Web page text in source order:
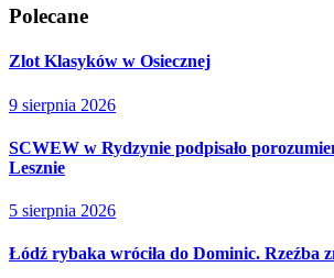
Polecane
Zlot Klasyków w Osiecznej
9 sierpnia 2026
SCWEW w Rydzynie podpisało
Lesznie
5 sierpnia 2026
Łódź rybaka wróciła do Dominic. Rzeźba